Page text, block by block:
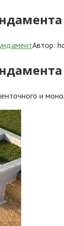
Автор:
и